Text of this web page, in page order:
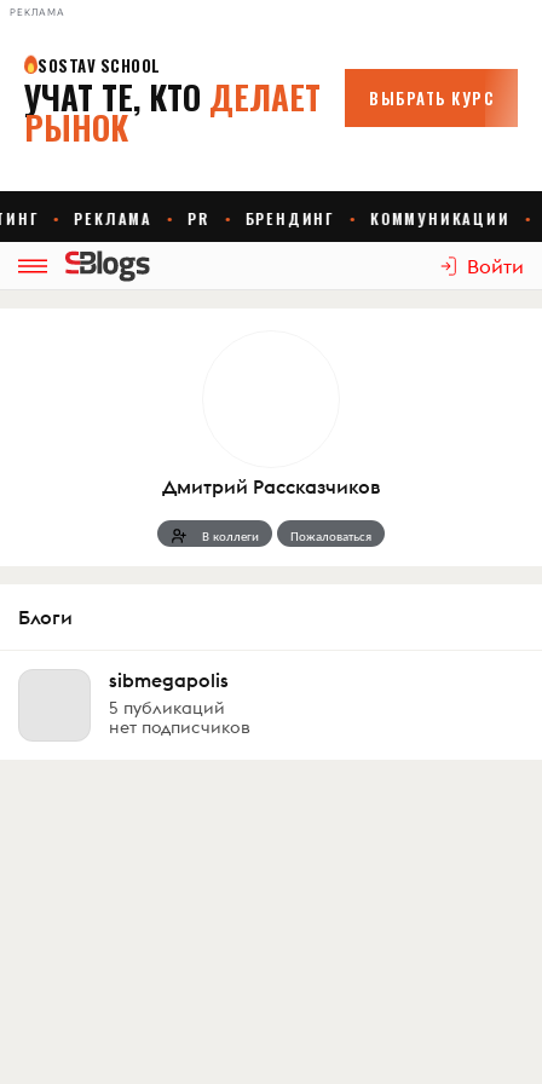
РЕКЛАМА
Войти
Дмитрий Рассказчиков
В коллеги Пожаловаться
Блоги
sibmegapolis
5 публикаций
нет подписчиков